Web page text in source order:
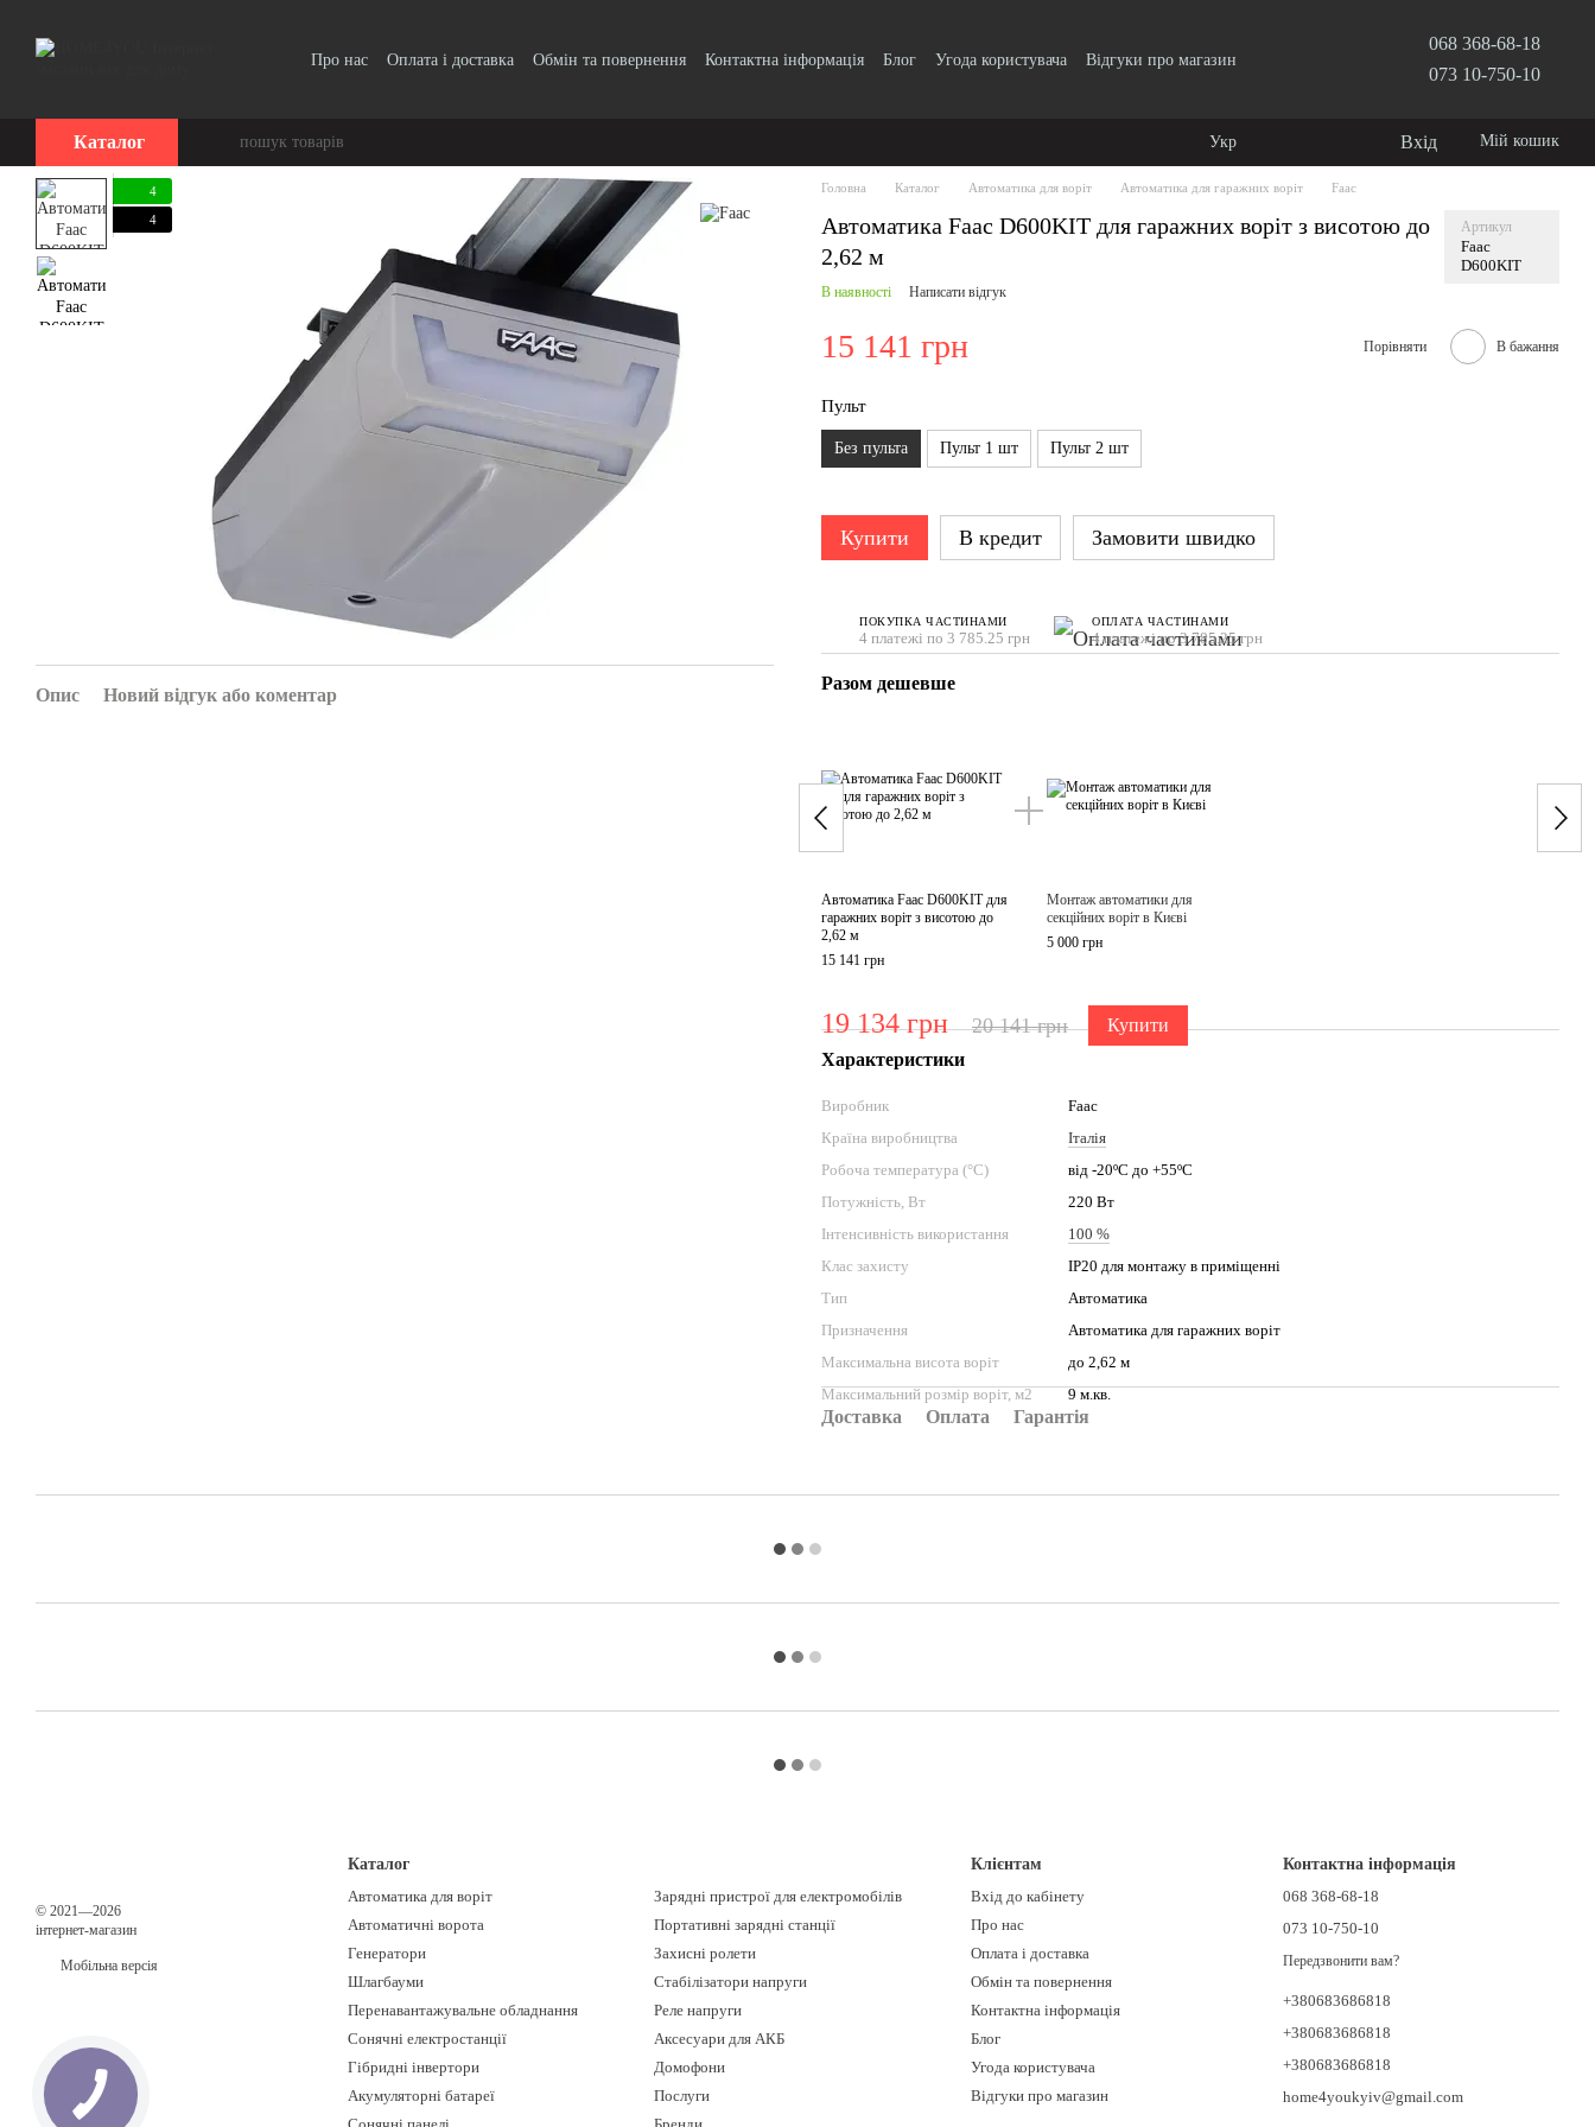
Про нас Оплата і доставка Обмін та повернення Контактна інформація Блог Угода користувача Відгуки про магазин
068 368-68-18
073 10-750-10
Каталог Укр Вхід Мій кошик
4
4
Опис Новий відгук або коментар
Головна Каталог Автоматика для воріт Автоматика для гаражних воріт Faac
Автоматика Faac D600KIT для гаражних воріт з висотою до
2,62 м
Артикул
Faac
D600KIT
В наявності Написати відгук
15 141 грн Порівняти В бажання
Пульт
Без пульта Пульт 1 шт Пульт 2 шт
Купити В кредит Замовити швидко
ПОКУПКА ЧАСТИНАМИ
4 платежі по 3 785.25 грн
ОПЛАТА ЧАСТИНАМИ
4 платежі по 3 785.25 грн
Разом дешевше
Автоматика Faac D600KIT для
гаражних воріт з висотою до
2,62 м
15 141 грн
Монтаж автоматики для
секційних воріт в Києві
5 000 грн
19 134 грн 20 141 грн Купити
Характеристики
Виробник
Faac
Країна виробництва
Італія
Робоча температура (°C)
від -20ºС до +55ºС
Потужність, Вт
220 Вт
Інтенсивність використання
100 %
Клас захисту
ІР20 для монтажу в приміщенні
Тип
Автоматика
Призначення
Автоматика для гаражних воріт
Максимальна висота воріт
до 2,62 м
Максимальний розмір воріт, м2
9 м.кв.
Доставка Оплата Гарантія
© 2021—2026
інтернет-магазин
Мобільна версія
Каталог
Автоматика для воріт
Автоматичні ворота
Генератори
Шлагбауми
Перенавантажувальне обладнання
Сонячні електростанції
Гібридні інвертори
Акумуляторні батареї
Зарядні пристрої для електромобілів
Портативні зарядні станції
Захисні ролети
Стабілізатори напруги
Реле напруги
Аксесуари для АКБ
Домофони
Послуги
Клієнтам
Вхід до кабінету
Про нас
Оплата і доставка
Обмін та повернення
Контактна інформація
Блог
Угода користувача
Відгуки про магазин
Контактна інформація
068 368-68-18
073 10-750-10
Передзвонити вам?
+380683686818
+380683686818
+380683686818
home4youkyiv@gmail.com